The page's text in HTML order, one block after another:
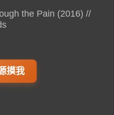
the Pain (2016) //
摸我